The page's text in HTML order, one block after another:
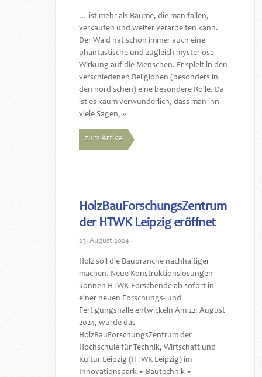
… ist mehr als Bäume, die man fällen,
verkaufen und weiter verarbeiten kann.
Der Wald hat schon immer auch eine
phantastische und zugleich mysteriöse
Wirkung auf die Menschen. Er spielt in den
verschiedenen Religionen (besonders in
den nordischen) eine besondere Rolle. Da
ist es kaum verwunderlich, dass man ihn
viele Sagen, »
zum Artikel
HolzBauForschungsZentrum
der HTWK Leipzig eröffnet
23. August 2024
Holz soll die Baubranche nachhaltiger
machen. Neue Konstruktionslösungen
können HTWK-Forschende ab sofort in
einer neuen Forschungs- und
Fertigungshalle entwickeln Am 22. August
2024, wurde das
HolzBauForschungsZentrum der
Hochschule für Technik, Wirtschaft und
Kultur Leipzig (HTWK Leipzig) im
Innovationspark • Bautechnik •